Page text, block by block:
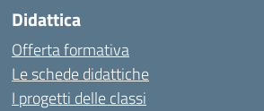
Didattica
Offerta formativa
Le schede didattiche
I progetti delle classi